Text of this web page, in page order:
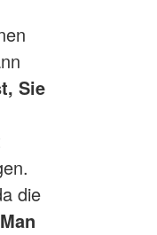
Sie
die
Man